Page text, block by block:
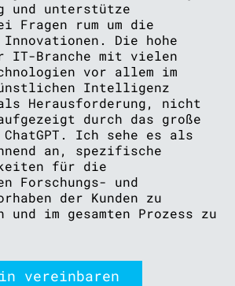
und unterstütze
Fragen rum um die
Innovationen. Die hohe
IT-Branche mit vielen
vor allem im
Intelligenz
Herausforderung, nicht
durch das große
Ich sehe es als
an, spezifische
für die
Forschungs- und
der Kunden zu
im gesamten Prozess zu
vereinbaren